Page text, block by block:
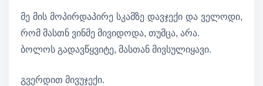
მე მის მოპირდაპირე სკამზე დავჯექი და ველოდი,
რომ მასთნ ვინმე მივიდოდა, თუმცა, არა.
ბოლოს გადავწყვიტე, მასთან მივსულიყავი.
გვერდით მივუჯექი.